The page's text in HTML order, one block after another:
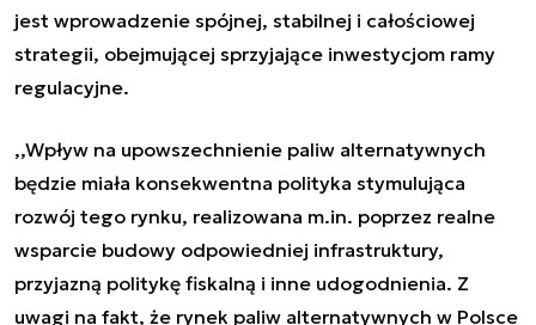
jest wprowadzenie spójnej, stabilnej i całościowej
strategii, obejmującej sprzyjające inwestycjom ramy
regulacyjne.
,,Wpływ na upowszechnienie paliw alternatywnych
będzie miała konsekwentna polityka stymulująca
rozwój tego rynku, realizowana m.in. poprzez realne
wsparcie budowy odpowiedniej infrastruktury,
przyjazną politykę fiskalną i inne udogodnienia. Z
uwagi na fakt, że rynek paliw alternatywnych w Polsce